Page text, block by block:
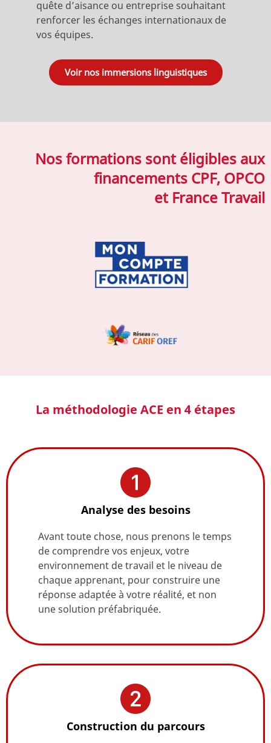
quête d’aisance ou entreprise souhaitant
renforcer les échanges internationaux de
vos équipes.
Voir nos immersions linguistiques
Nos formations sont éligibles aux
financements CPF, OPCO
et France Travail
La méthodologie ACE en 4 étapes
Analyse des besoins
Avant toute chose, nous prenons le temps
de comprendre vos enjeux, votre
environnement de travail et le niveau de
chaque apprenant, pour construire une
réponse adaptée à votre réalité, et non
une solution préfabriquée.
Construction du parcours